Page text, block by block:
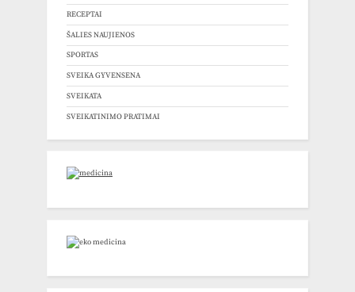
RECEPTAI
ŠALIES NAUJIENOS
SPORTAS
SVEIKA GYVENSENA
SVEIKATA
SVEIKATINIMO PRATIMAI